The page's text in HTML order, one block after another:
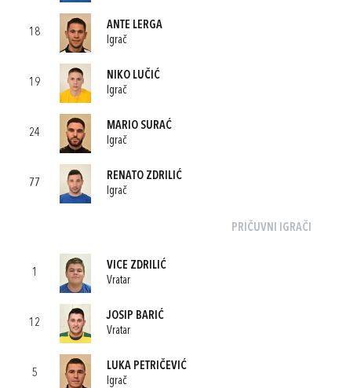
18
ANTE LERGA
Igrač
19
NIKO LUČIĆ
Igrač
24
MARIO SURAĆ
Igrač
77
RENATO ZDRILIĆ
Igrač
PRIČUVNI IGRAČI
1
VICE ZDRILIĆ
Vratar
12
JOSIP BARIĆ
Vratar
5
LUKA PETRIČEVIĆ
Igrač